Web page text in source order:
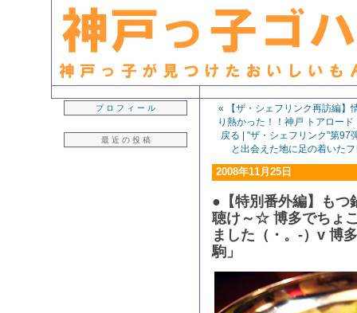
プ ロ フ ィ ー ル
最 近 の 投 稿
« 【ザ・シェフリンク再訪編】
り熱かった！！神戸 トアロー
戻る
"ザ・シェフリンク"第97
と出会えた地に足の着いた
2008年11月25日
●【特別番外編】もつ
聴け～☆ 博多でちょ
ました（・。-）v 博
駒」